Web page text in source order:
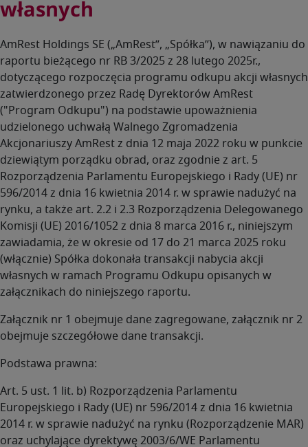
własnych
AmRest Holdings SE („AmRest”, „Spółka”), w nawiązaniu do
raportu bieżącego nr RB 3/2025 z 28 lutego 2025r.,
dotyczącego rozpoczęcia programu odkupu akcji własnych
zatwierdzonego przez Radę Dyrektorów AmRest
("Program Odkupu") na podstawie upoważnienia
udzielonego uchwałą Walnego Zgromadzenia
Akcjonariuszy AmRest z dnia 12 maja 2022 roku w punkcie
dziewiątym porządku obrad, oraz zgodnie z art. 5
Rozporządzenia Parlamentu Europejskiego i Rady (UE) nr
596/2014 z dnia 16 kwietnia 2014 r. w sprawie nadużyć na
rynku, a także art. 2.2 i 2.3 Rozporządzenia Delegowanego
Komisji (UE) 2016/1052 z dnia 8 marca 2016 r., niniejszym
zawiadamia, że w okresie od 17 do 21 marca 2025 roku
(włącznie) Spółka dokonała transakcji nabycia akcji
własnych w ramach Programu Odkupu opisanych w
załącznikach do niniejszego raportu.
Załącznik nr 1 obejmuje dane zagregowane, załącznik nr 2
obejmuje szczegółowe dane transakcji.
Podstawa prawna:
Art. 5 ust. 1 lit. b) Rozporządzenia Parlamentu
Europejskiego i Rady (UE) nr 596/2014 z dnia 16 kwietnia
2014 r. w sprawie nadużyć na rynku (Rozporządzenie MAR)
oraz uchylające dyrektywę 2003/6/WE Parlamentu